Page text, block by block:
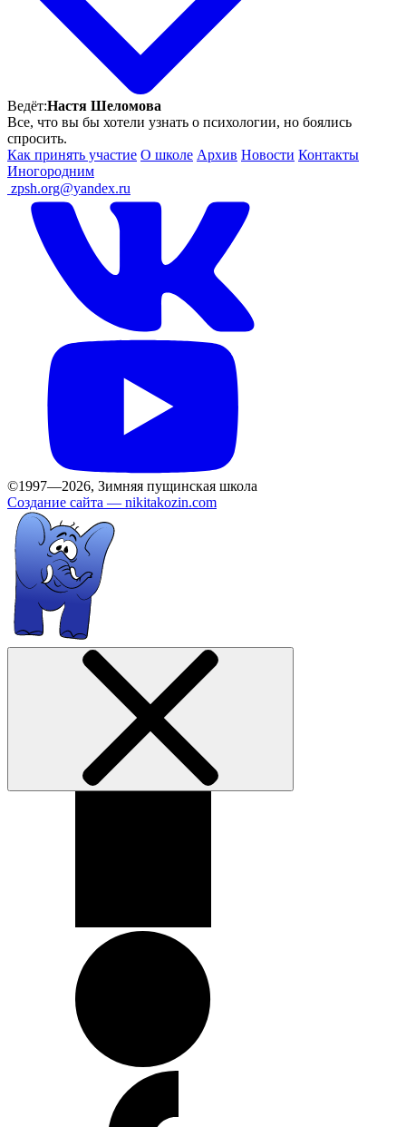
Ведёт:Настя Шеломова
Все, что вы бы хотели узнать о психологии, но боялись
спросить.
Как принять участие О школе Архив Новости Контакты
Иногородним
zpsh.org@yandex.ru
©1997—2026, Зимняя пущинская школа
Создание сайта — nikitakozin.com